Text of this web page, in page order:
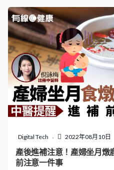
會上的新增新冠感染數字明
「長新冠」症狀困擾的病人
外、失眠亦是其中一個常見
外，除了新冠病人及康復者
環境轉變，不少人由於心情
稱「不寐」 失眠，中醫稱之
得眠」、「目不瞑」。患者
中斷，醒後難以再入睡、嚴
經由外感不解，影響營衛氣
安眠的藥物，以是以望聞問
的病因、症型等再以辨症論
人，期望不只治標，而治本
Digital Tech 2022年08月10日
產後進補注意！產婦坐月燉
前注意一件事